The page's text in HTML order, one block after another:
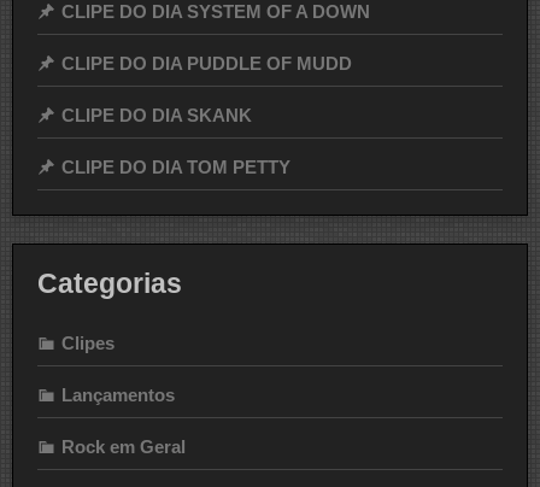
CLIPE DO DIA SYSTEM OF A DOWN
CLIPE DO DIA PUDDLE OF MUDD
CLIPE DO DIA SKANK
CLIPE DO DIA TOM PETTY
Categorias
Clipes
Lançamentos
Rock em Geral